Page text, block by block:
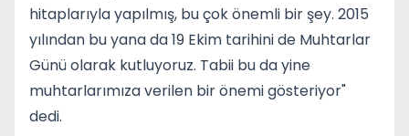
hitaplarıyla yapılmış, bu çok önemli bir şey. 2015
yılından bu yana da 19 Ekim tarihini de Muhtarlar
Günü olarak kutluyoruz. Tabii bu da yine
muhtarlarımıza verilen bir önemi gösteriyor"
dedi.